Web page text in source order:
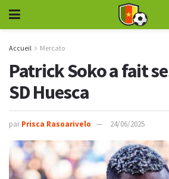
Accueil Mercato
Patrick Soko a fait
SD Huesca
par Prisca Rasoarivelo 24/06/2025